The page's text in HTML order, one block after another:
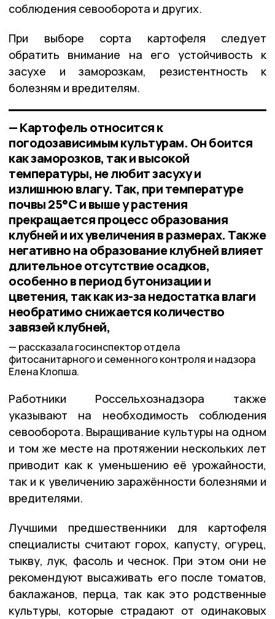
соблюдения севооборота и других.
При выборе сорта картофеля следует
обратить внимание на его устойчивость к
засухе и заморозкам, резистентность к
болезням и вредителям.
— Картофель относится к
погодозависимым культурам. Он боится
как заморозков, так и высокой
температуры, не любит засуху и
излишнюю влагу. Так, при температуре
почвы 25°C и выше у растения
прекращается процесс образования
клубней и их увеличения в размерах. Также
негативно на образование клубней влияет
длительное отсутствие осадков,
особенно в период бутонизации и
цветения, так как из-за недостатка влаги
необратимо снижается количество
завязей клубней,
рассказала госинспектор отдела
фитосанитарного и семенного контроля и надзора
Елена Клопша.
Работники Россельхознадзора также
указывают на необходимость соблюдения
севооборота. Выращивание культуры на одном
и том же месте на протяжении нескольких лет
приводит как к уменьшению её урожайности,
так и к увеличению заражённости болезнями и
вредителями.
Лучшими предшественники для картофеля
специалисты считают горох, капусту, огурец,
тыкву, лук, фасоль и чеснок. При этом они не
рекомендуют высаживать его после томатов,
баклажанов, перца, так как это родственные
культуры, которые страдают от одинаковых